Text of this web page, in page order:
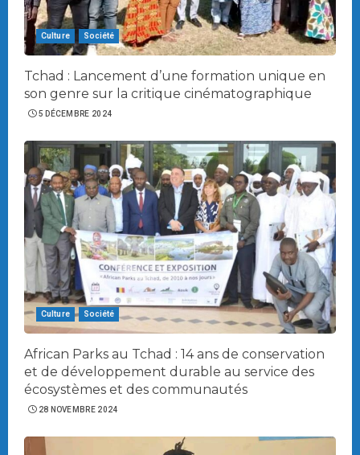
Culture Société
Tchad : Lancement d’une formation unique en
son genre sur la critique cinématographique
5 DÉCEMBRE 2024
Culture Société
African Parks au Tchad : 14 ans de conservation
et de développement durable au service des
écosystèmes et des communautés
28 NOVEMBRE 2024